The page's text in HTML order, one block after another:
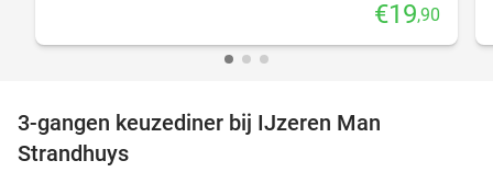
€19,90
3-gangen keuzediner bij IJzeren Man
Strandhuys